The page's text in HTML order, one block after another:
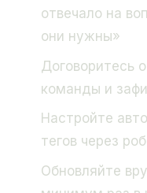
отвечало на
они нужны»
Договоритесь
команды и
Настройте
тегов через
Обновляйте